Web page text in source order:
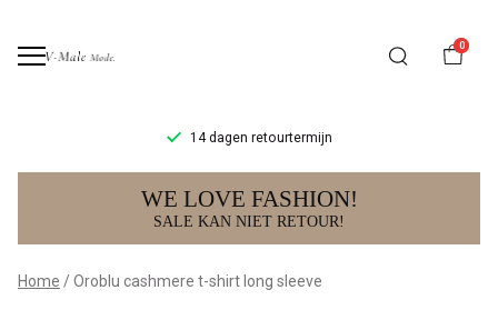
0
14 dagen retourtermijn
Oroblu
cashmere
t-
WE LOVE FASHION!
SALE KAN NIET RETOUR!
Home Oroblu cashmere t-shirt long sleeve